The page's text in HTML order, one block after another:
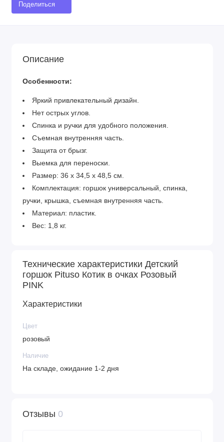
Поделиться
Описание
Особенности:
Яркий привлекательный дизайн.
Нет острых углов.
Спинка и ручки для удобного положения.
Съемная внутренняя часть.
Защита от брызг.
Выемка для переноски.
Размер: 36 х 34,5 х 48,5 см.
Комплектация: горшок универсальный, спинка,
ручки, крышка, съемная внутренняя часть.
Материал: пластик.
Вес: 1,8 кг.
Технические характеристики Детский
горшок Pituso Котик в очках Розовый
PINK
Характеристики
Цвет
розовый
Наличие
На складе, ожидание 1-2 дня
Отзывы 0